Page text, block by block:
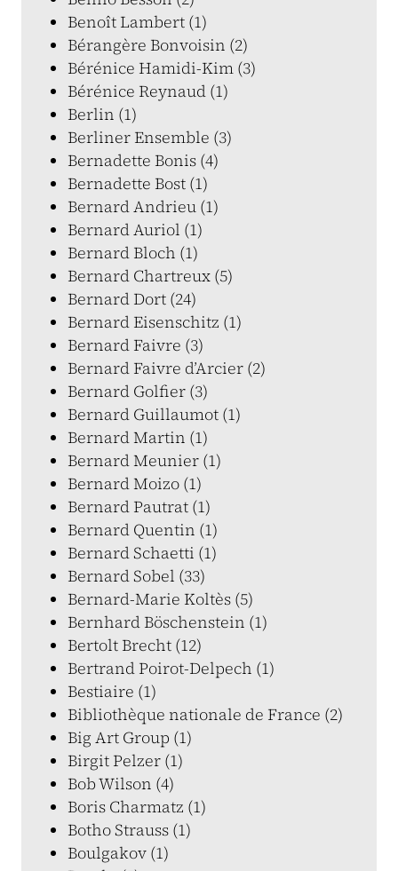
Benoît Lambert (1)
Bérangère Bonvoisin (2)
Bérénice Hamidi-Kim (3)
Bérénice Reynaud (1)
Berlin (1)
Berliner Ensemble (3)
Bernadette Bonis (4)
Bernadette Bost (1)
Bernard Andrieu (1)
Bernard Auriol (1)
Bernard Bloch (1)
Bernard Chartreux (5)
Bernard Dort (24)
Bernard Eisenschitz (1)
Bernard Faivre (3)
Bernard Faivre d’Arcier (2)
Bernard Golfier (3)
Bernard Guillaumot (1)
Bernard Martin (1)
Bernard Meunier (1)
Bernard Moizo (1)
Bernard Pautrat (1)
Bernard Quentin (1)
Bernard Schaetti (1)
Bernard Sobel (33)
Bernard-Marie Koltès (5)
Bernhard Böschenstein (1)
Bertolt Brecht (12)
Bertrand Poirot-Delpech (1)
Bestiaire (1)
Bibliothèque nationale de France (2)
Big Art Group (1)
Birgit Pelzer (1)
Bob Wilson (4)
Boris Charmatz (1)
Botho Strauss (1)
Boulgakov (1)